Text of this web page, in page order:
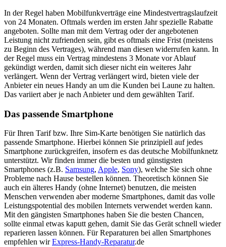
In der Regel haben Mobilfunkverträge eine Mindestvertragslaufzeit
von 24 Monaten. Oftmals werden im ersten Jahr spezielle Rabatte
angeboten. Sollte man mit dem Vertrag oder der angebotenen
Leistung nicht zufrienden sein, gibt es oftmals eine Frist (meistens
zu Beginn des Vertrages), während man diesen widerrufen kann. In
der Regel muss ein Vertrag mindestens 3 Monate vor Ablauf
gekündigt werden, damit sich dieser nicht ein weiteres Jahr
verlängert. Wenn der Vertrag verlängert wird, bieten viele der
Anbieter ein neues Handy an um die Kunden bei Laune zu halten.
Das variiert aber je nach Anbieter und dem gewählten Tarif.
Das passende Smartphone
Für Ihren Tarif bzw. Ihre Sim-Karte benötigen Sie natürlich das
passende Smartphone. Hierbei können Sie prinzipiell auf jedes
Smartphone zurückgreifen, insofern es das deutsche Mobilfunknetz
unterstützt. Wir finden immer die besten und günstigsten
Smartphones (z.B. Samsung, Apple, Sony), welche Sie sich ohne
Probleme nach Hause bestellen können. Theoretisch können Sie
auch ein älteres Handy (ohne Internet) benutzen, die meisten
Menschen verwenden aber moderne Smartphones, damit das volle
Leistungspotential des mobilen Internets verwendet werden kann.
Mit den gängisten Smartphones haben Sie die besten Chancen,
sollte einmal etwas kaputt gehen, damit Sie das Gerät schnell wieder
reparieren lassen können. Für Reparaturen bei allen Smartphones
empfehlen wirExpress-Handy-Reparatur.de